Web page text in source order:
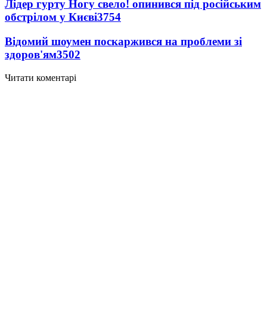
Лідер гурту Ногу свело! опинився під російським
обстрілом у Києві3754
Відомий шоумен поскаржився на проблеми зі
здоров'ям3502
Читати коментарі